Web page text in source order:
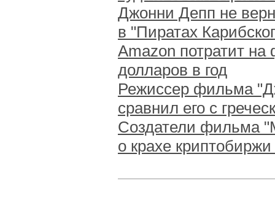
Джонни Депп не
в "Пиратах
Amazon потратит
долларов в год
Режиссер фильма
сравнил его с
Создатели фильма
о крахе